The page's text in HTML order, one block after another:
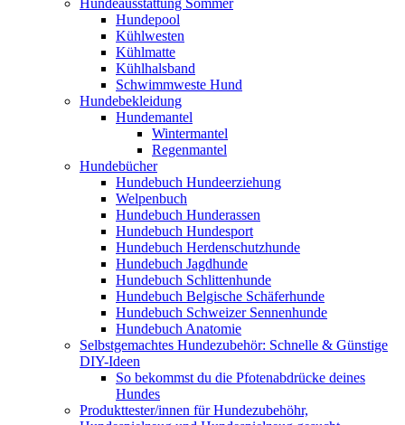
Hundeausstattung Sommer
Hundepool
Kühlwesten
Kühlmatte
Kühlhalsband
Schwimmweste Hund
Hundebekleidung
Hundemantel
Wintermantel
Regenmantel
Hundebücher
Hundebuch Hundeerziehung
Welpenbuch
Hundebuch Hunderassen
Hundebuch Hundesport
Hundebuch Herdenschutzhunde
Hundebuch Jagdhunde
Hundebuch Schlittenhunde
Hundebuch Belgische Schäferhunde
Hundebuch Schweizer Sennenhunde
Hundebuch Anatomie
Selbstgemachtes Hundezubehör: Schnelle & Günstige
DIY-Ideen
So bekommst du die Pfotenabdrücke deines
Hundes
Produkttester/innen für Hundezubehöhr,